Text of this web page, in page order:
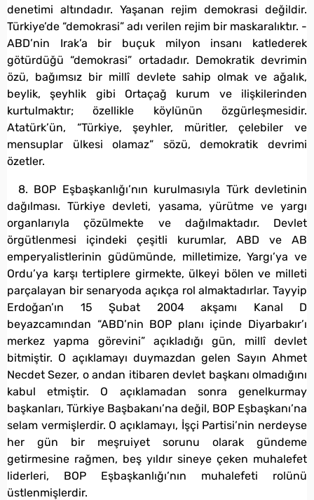
denetimi altındadır. Yaşanan rejim demokrasi değildir.
Türkiye’de “demokrasi” adı verilen rejim bir maskaralıktır. -
ABD’nin Irak’a bir buçuk milyon insanı katlederek
götürdüğü “demokrasi” ortadadır. Demokratik devrimin
özü, bağımsız bir millî devlete sahip olmak ve ağalık,
beylik, şeyhlik gibi Ortaçağ kurum ve ilişkilerinden
kurtulmaktır; özellikle köylünün özgürleşmesidir.
Atatürk’ün, “Türkiye, şeyhler, müritler, çelebiler ve
mensuplar ülkesi olamaz” sözü, demokratik devrimi
özetler.
8. BOP Eşbaşkanlığı’nın kurulmasıyla Türk devletinin
dağılması. Türkiye devleti, yasama, yürütme ve yargı
organlarıyla çözülmekte ve dağılmaktadır. Devlet
örgütlenmesi içindeki çeşitli kurumlar, ABD ve AB
emperyalistlerinin güdümünde, milletimize, Yargı’ya ve
Ordu’ya karşı tertiplere girmekte, ülkeyi bölen ve milleti
parçalayan bir senaryoda açıkça rol almaktadırlar. Tayyip
Erdoğan’ın 15 Şubat 2004 akşamı Kanal D
beyazcamından “ABD’nin BOP planı içinde Diyarbakır’ı
merkez yapma görevini” açıkladığı gün, millî devlet
bitmiştir. O açıklamayı duymazdan gelen Sayın Ahmet
Necdet Sezer, o andan itibaren devlet başkanı olmadığını
kabul etmiştir. O açıklamadan sonra genelkurmay
başkanları, Türkiye Başbakanı’na değil, BOP Eşbaşkanı’na
selam vermişlerdir. O açıklamayı, İşçi Partisi’nin nerdeyse
her gün bir meşruiyet sorunu olarak gündeme
getirmesine rağmen, beş yıldır sineye çeken muhalefet
liderleri, BOP Eşbaşkanlığı’nın muhalefeti rolünü
üstlenmişlerdir.